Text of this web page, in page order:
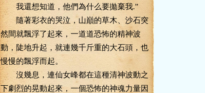
我還想知道，他們為什么要拋棄我.”
隨著彩衣的哭泣，山巔的草木、沙石突
然間就飄浮了起來，一道道恐怖的精神波
動，陡地升起，就連幾千斤重的大石頭，也
慢慢的飄浮而起。
沒幾息，連仙女峰都在這種清神波動之
下劇烈的晃動起來，一個恐怖的神魂力量因